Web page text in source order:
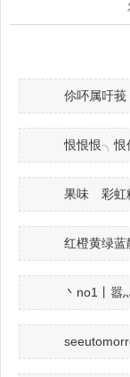
伱吥属吁莪
恨恨恨╮恨
果味ゝ彩虹
红橙黄绿蓝
丶no1丨嚣